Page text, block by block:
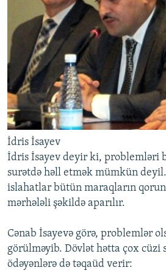
İdris İsayev
İdris İsayev deyir ki, problemləri
surətdə həll etmək mümkün
islahatlar bütün maraqların
mərhələli şəkildə aparılır.
Cənab İsayevə görə, problemlər
görülməyib. Dövlət hətta çox cüzi
ödəyənlərə də təqaüd verir: